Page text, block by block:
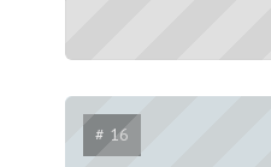
# 16